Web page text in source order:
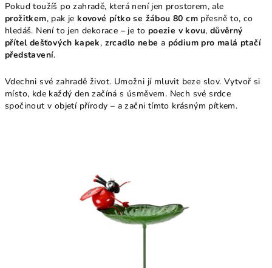
Pokud toužíš po zahradě, která není jen prostorem, ale
prožitkem, pak je kovové pítko se žábou 80 cm přesně to, co
hledáš. Není to jen dekorace – je to poezie v kovu, důvěrný
přítel dešťových kapek, zrcadlo nebe a pódium pro malá ptačí
představení.
Vdechni své zahradě život. Umožni jí mluvit beze slov. Vytvoř si
místo, kde každý den začíná s úsměvem. Nech své srdce
spočinout v objetí přírody – a začni tímto krásným pítkem.